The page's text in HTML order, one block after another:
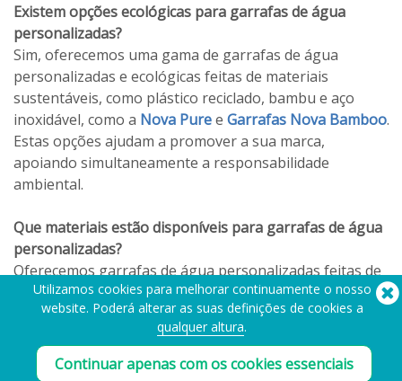
Existem opções ecológicas para garrafas de água
personalizadas?
Sim, oferecemos uma gama de garrafas de água
personalizadas e ecológicas feitas de materiais
sustentáveis, como plástico reciclado, bambu e aço
inoxidável, como a Nova Puree Garrafas Nova Bamboo.
Estas opções ajudam a promover a sua marca,
apoiando simultaneamente a responsabilidade
ambiental.
Que materiais estão disponíveis para garrafas de água
personalizadas?
Oferecemos garrafas de água personalizadas feitas de
uma variedade de materiais, incluindo aço inoxidável,
plástico sem BPA, bambu e alumínio. Cada material
oferece vantagens únicas, garantindo que pode
encontrar a garrafa perfeita para representar a sua
Utilizamos cookies para melhorar continuamente o nosso
website. Poderá alterar as suas definições de cookies a
qualquer altura.
Continuar apenas com os cookies essenciais